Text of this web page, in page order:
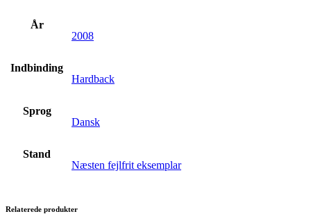
År
2008
Indbinding
Hardback
Sprog
Dansk
Stand
Næsten fejlfrit eksemplar
Relaterede produkter